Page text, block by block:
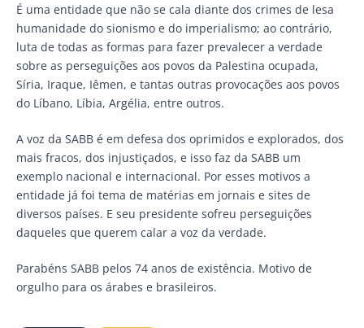
É uma entidade que não se cala diante dos crimes de lesa
humanidade do sionismo e do imperialismo; ao contrário,
luta de todas as formas para fazer prevalecer a verdade
sobre as perseguições aos povos da Palestina ocupada,
Síria, Iraque, Iêmen, e tantas outras provocações aos povos
do Líbano, Líbia, Argélia, entre outros.
A voz da SABB é em defesa dos oprimidos e explorados, dos
mais fracos, dos injustiçados, e isso faz da SABB um
exemplo nacional e internacional. Por esses motivos a
entidade já foi tema de matérias em jornais e sites de
diversos países. E seu presidente sofreu perseguições
daqueles que querem calar a voz da verdade.
Parabéns SABB pelos 74 anos de existência. Motivo de
orgulho para os árabes e brasileiros.